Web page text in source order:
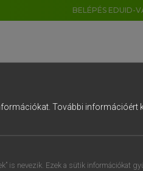
BELÉPÉS EDUID-
nagyszótár
További információért
is nevezik. Ezek a sütik információkat
6 7 8 9
t z u i